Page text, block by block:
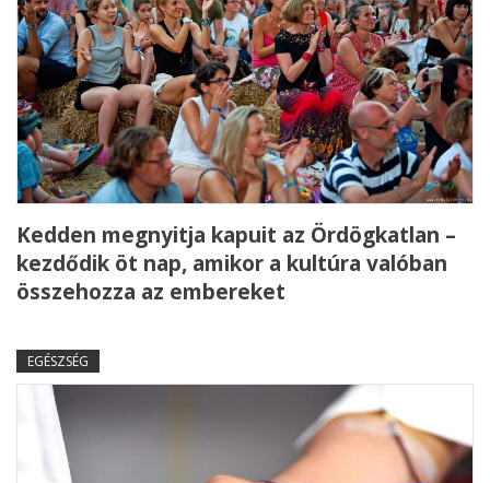
Kedden megnyitja kapuit az Ördögkatlan –
kezdődik öt nap, amikor a kultúra valóban
összehozza az embereket
EGÉSZSÉG